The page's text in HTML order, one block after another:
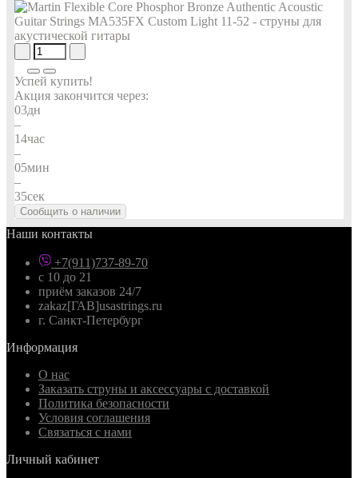
Успей купить!
Акция закончится через:
03дн
–
14час
–
05мин
–
34сек
Сообщить о наличии
Наши контакты
+7(911)737-89-70
с 10 до 21
приём заказов 24/7
zakaz[ГАВ]usastrings.ru
г. Санкт-Петербург
Информация
О нас
Заказать струны и аксессуары с доставкой
Политика безопасности
Условия соглашения
Связаться с нами
Личный кабинет